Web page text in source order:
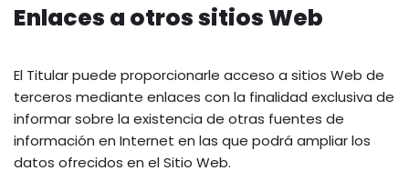
Enlaces a otros sitios Web
El Titular puede proporcionarle acceso a sitios Web de
terceros mediante enlaces con la finalidad exclusiva de
informar sobre la existencia de otras fuentes de
información en Internet en las que podrá ampliar los
datos ofrecidos en el Sitio Web.